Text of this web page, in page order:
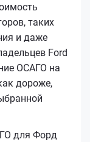
таких
и даже
Ford
ОСАГО на
дороже,
для Форд